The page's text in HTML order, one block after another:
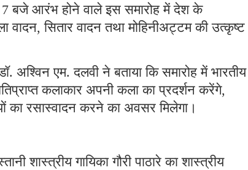
7 बजे आरंभ होने वाले इस समारोह में देश के
वादन, सितार वादन तथा मोहिनीअट्टम की उत्कृष्ट
एम. दलवी ने बताया कि समारोह में भारतीय
कलाकार अपनी कला का प्रदर्शन करेंगे,
का रसास्वादन करने का अवसर मिलेगा।
शास्त्रीय गायिका गौरी पाठारे का शास्त्रीय